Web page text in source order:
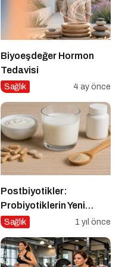
Biyoeşdeğer Hormon
Tedavisi
Sağlık 4 ay önce
Postbiyotikler:
Probiyotiklerin Yeni
Jenerasyonu mu?
Sağlık 1 yıl önce